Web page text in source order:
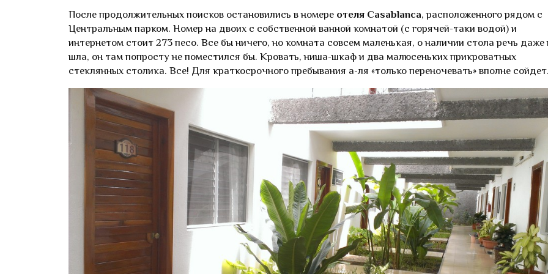
После продолжительных поисков остановились в номере отеля Casablanca, расположенного рядом с
Центральным парком. Номер на двоих с собственной ванной комнатой (с горячей-таки водой) и
интернетом стоит 273 песо. Все бы ничего, но комната совсем маленькая, о наличии стола речь даже
шла, он там попросту не поместился бы. Кровать, ниша-шкаф и два малюсеньких прикроватных
стеклянных столика. Все! Для краткосрочного пребывания а-ля «только переночевать» вполне